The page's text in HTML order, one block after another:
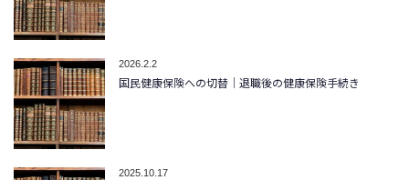
2026.2.2
国民健康保険への切替｜退職後の健康保険手続き
2025.10.17